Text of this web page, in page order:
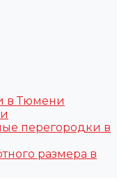
в Тюмени
перегородки в
размера в